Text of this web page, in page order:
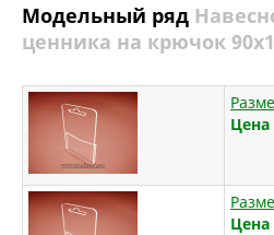
Модельный ряд
ценника на крючок
Цена
Цена